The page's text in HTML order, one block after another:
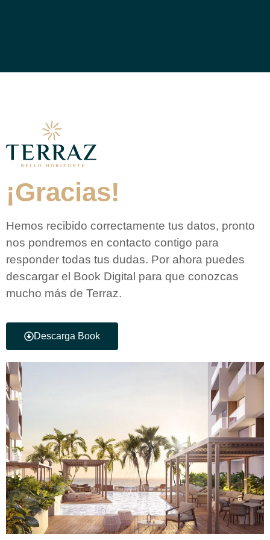
¡Gracias!
Hemos recibido correctamente tus datos, pronto
nos pondremos en contacto contigo para
responder todas tus dudas. Por ahora puedes
descargar el Book Digital para que conozcas
mucho más de Terraz.
Descarga Book